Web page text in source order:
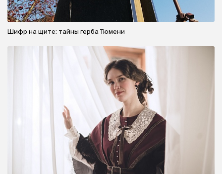
Шифр на щите: тайны герба Тюмени